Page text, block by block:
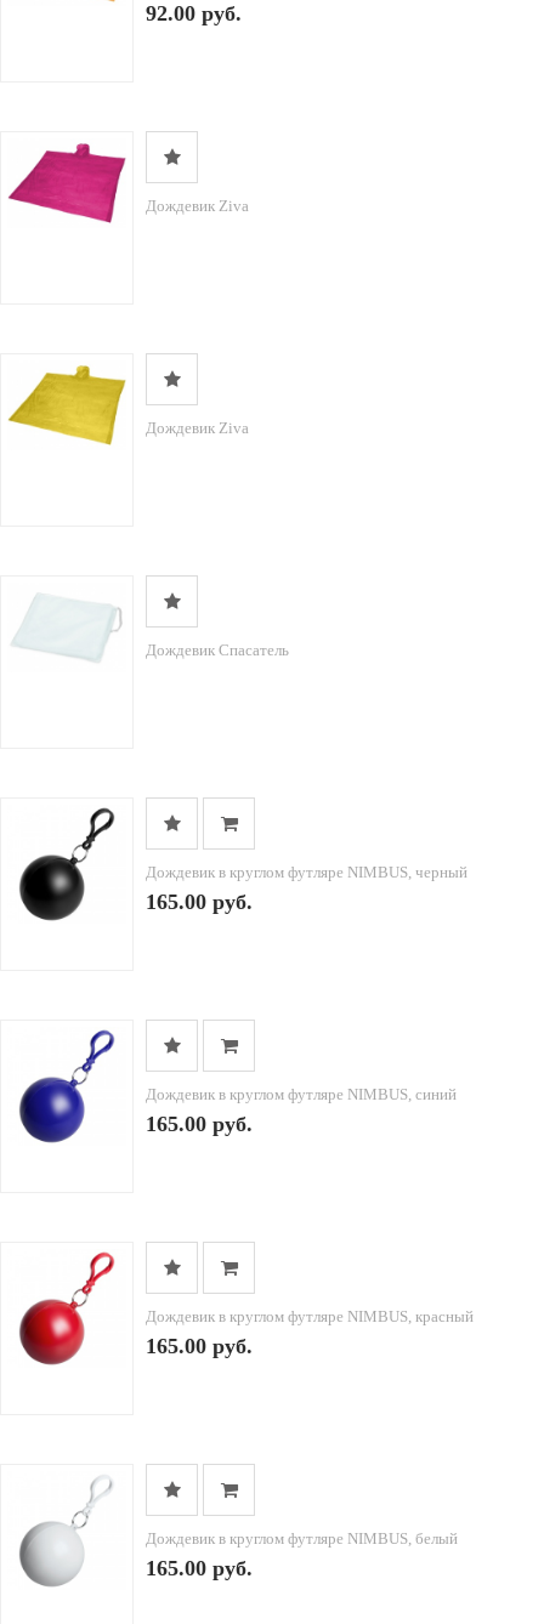
92.00 руб.
Дождевик Ziva
Дождевик Ziva
Дождевик Спасатель
Дождевик в круглом футляре NIMBUS, черный
165.00 руб.
Дождевик в круглом футляре NIMBUS, синий
165.00 руб.
Дождевик в круглом футляре NIMBUS, красный
165.00 руб.
Дождевик в круглом футляре NIMBUS, белый
165.00 руб.